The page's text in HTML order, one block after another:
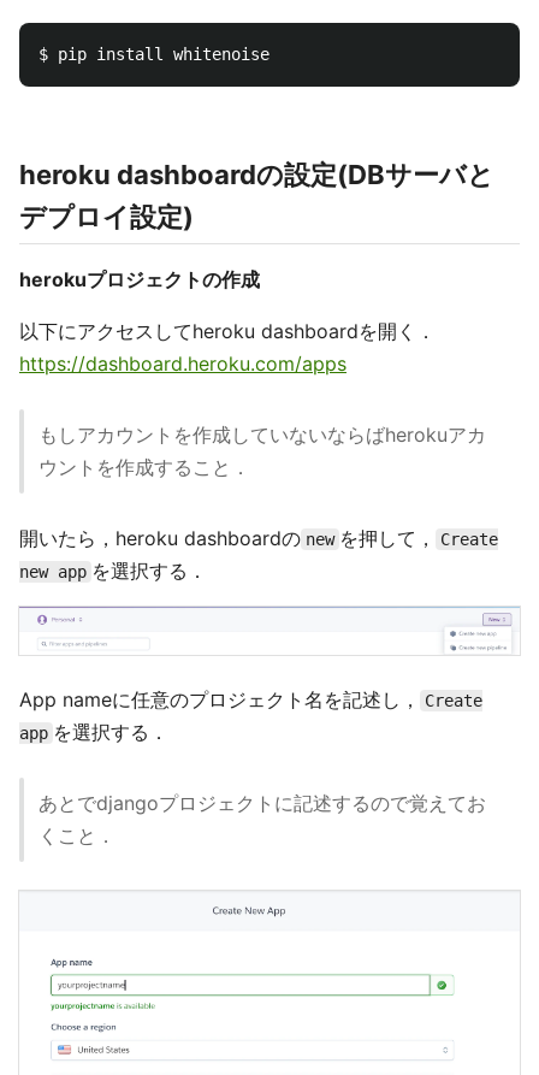
heroku dashboardの設定(DBサーバと
デプロイ設定)
herokuプロジェクトの作成
以下にアクセスしてheroku dashboardを開く．
https://dashboard.heroku.com/apps
もしアカウントを作成していないならばherokuアカ
ウントを作成すること．
開いたら，heroku dashboardの new を押して，
Create
new app を選択する．
App nameに任意のプロジェクト名を記述し，
Create
app を選択する．
あとでdjangoプロジェクトに記述するので覚えてお
くこと．